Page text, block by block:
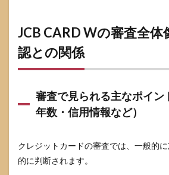
JCB CARD Wの審査全体
認との関係
審査で見られる主なポイン
年数・信用情報など）
クレジットカードの審査では、一般的
的に判断されます。